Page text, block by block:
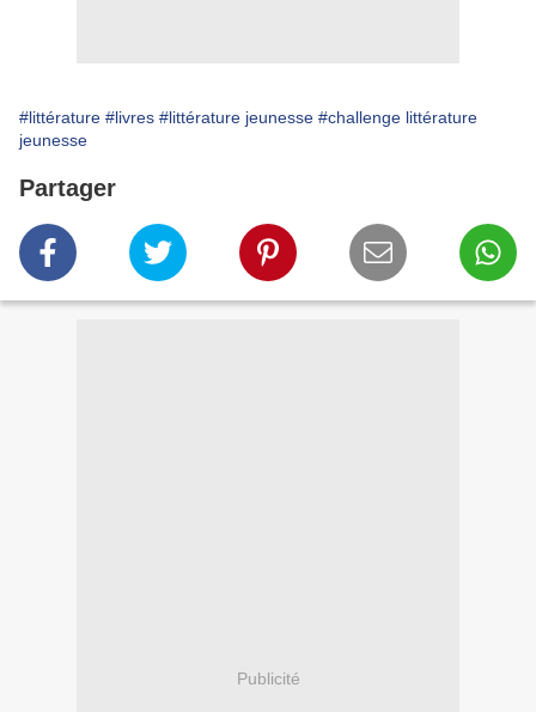
#littérature #livres #littérature jeunesse #challenge littérature
jeunesse
Partager
Publicité